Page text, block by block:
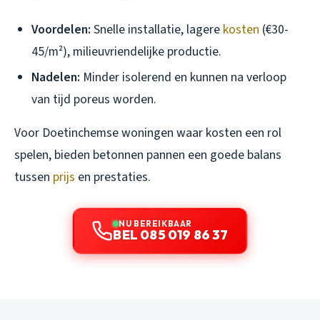
Voordelen: Snelle installatie, lagere kosten (€30-
45/m²), milieuvriendelijke productie.
Nadelen: Minder isolerend en kunnen na verloop
van tijd poreus worden.
Voor Doetinchemse woningen waar kosten een rol
spelen, bieden betonnen pannen een goede balans
tussen prijs en prestaties.
NU BEREIKBAAR
BEL 085 019 86 37